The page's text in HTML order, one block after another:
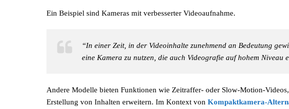
Ein Beispiel sind Kameras mit verbesserter Videoaufnahme.
“In einer Zeit, in der Videoinhalte zunehmend an Bedeutung
eine Kamera zu nutzen, die auch Videografie auf hohem Niveau
Andere Modelle bieten Funktionen wie Zeitraffer- oder Slow-Motion-
Erstellung von Inhalten erweitern. Im Kontext von Kompaktkamera-